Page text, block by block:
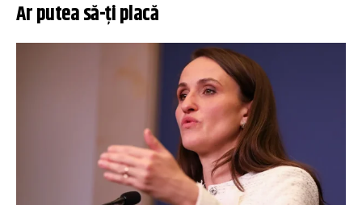
Ar putea să-ți placă